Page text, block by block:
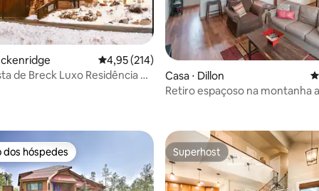
de 5, 91 avaliações
4,95 de uma avaliação média de 5, 214
4,95 (214)
Luxo Residência na
Casa ⋅ Dillon
Retiro espaçoso na montanha
dos hóspedes
dos hóspedes Superhost
Superhost